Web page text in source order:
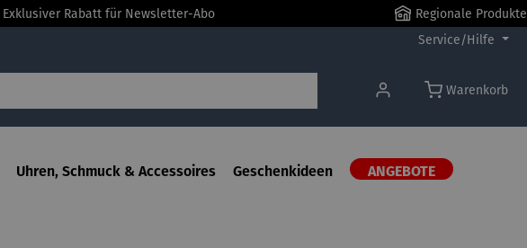
Exklusiver Rabatt für Newsletter-Abo
Regionale Produkte
Service/Hilfe
Warenkorb
Uhren, Schmuck & Accessoires Geschenkideen ANGEBOTE